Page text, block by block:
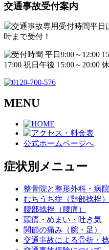
交通事故受付案内
MENU
公式ホームページへ
症状別メニュー
整骨院と整形外科・病
むちうち症（頸部捻挫）
腰部捻挫（腰痛）
頭痛・めまい・吐き気
関節の痛み（腕・足）
交通事故による骨折・